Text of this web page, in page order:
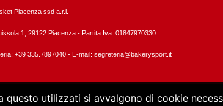
Piacenza ssd a.r.l.
1, 29122 Piacenza - Partita Iva: 01847970330
+39 335.7897040 - E-mail: segreteria@bakerysport.it
utilizzati si avvalgono di cookie